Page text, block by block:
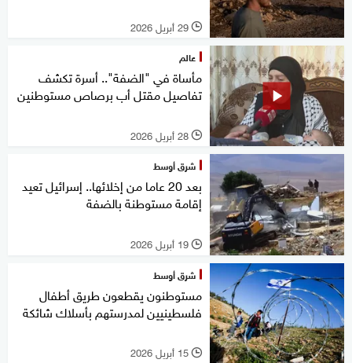
l 29 أبريل 2026
عالم
مأساة في "الضفة".. أسرة تكشف
تفاصيل مقتل أب برصاص مستوطنين
l 28 أبريل 2026
شرق أوسط
بعد 20 عاما من إخلائها.. إسرائيل تعيد
إقامة مستوطنة بالضفة
l 19 أبريل 2026
شرق أوسط
مستوطنون يقطعون طريق أطفال
فلسطينيين لمدرستهم بأسلاك شائكة
l 15 أبريل 2026